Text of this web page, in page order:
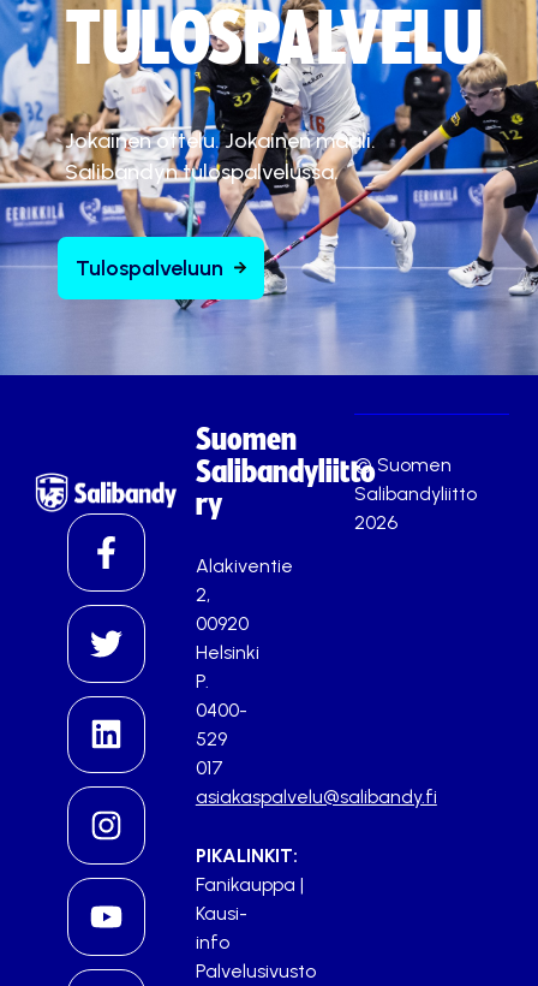
TULOSPALVELU
Jokainen ottelu. Jokainen maali.
Salibandyn tulospalvelussa.
Tulospalveluun
Suomen
Salibandyliitto
ry
Alakiventie
2,
00920
Helsinki
P.
0400-
529
017
asiakaspalvelu@salibandy.fi
PIKALINKIT:
Fanikauppa |
Kausi-
info
Palvelusivusto
© Suomen
Salibandyliitto
2026